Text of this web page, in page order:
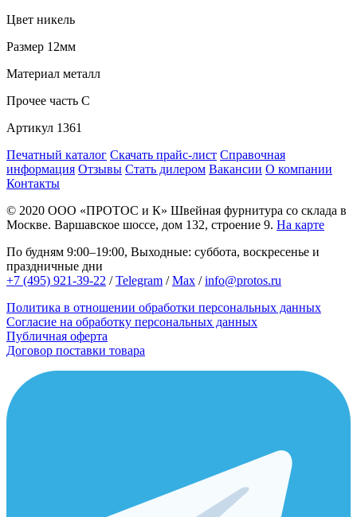
Цвет никель
Размер 12мм
Материал металл
Прочее часть С
Артикул 1361
Печатный каталог Скачать прайс-лист Справочная
информация Отзывы Стать дилером Вакансии О компании
Контакты
© 2020 ООО «ПРОТОС и К» Швейная фурнитура со склада в
Москве. Варшавское шоссе, дом 132, строение 9. На карте
По будням 9:00–19:00, Выходные: суббота, воскресенье и
праздничные дни
+7 (495) 921-39-22 /Telegram /Max /info@protos.ru
Политика в отношении обработки персональных данных
Согласие на обработку персональных данных
Публичная оферта
Договор поставки товара